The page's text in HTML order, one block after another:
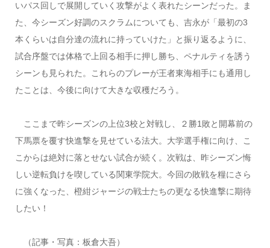
いパス回しで展開していく攻撃がよく表れたシーンだった。ま
た、今シーズン好調のスクラムについても、吉永が「最初の3
本くらいは自分達の流れに持っていけた」と振り返るように、
試合序盤では体格で上回る相手に押し勝ち、ペナルティを誘う
シーンも見られた。これらのプレーが王者東海相手にも通用し
たことは、今後に向けて大きな収穫だろう。
ここまで昨シーズンの上位3校と対戦し、２勝1敗と開幕前の
下馬票を覆す快進撃を見せている法大。大学選手権に向け、こ
こからは絶対に落とせない試合が続く。次戦は、昨シーズン悔
しい逆転負けを喫している関東学院大。今回の敗戦を糧にさら
に強くなった、橙紺ジャージの戦士たちの更なる快進撃に期待
したい！
（記事・写真：板倉大吾）